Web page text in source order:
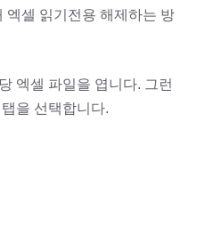
엑셀 읽기전용 해제하는 방
엑셀 파일을 엽니다. 그런
을 선택합니다.